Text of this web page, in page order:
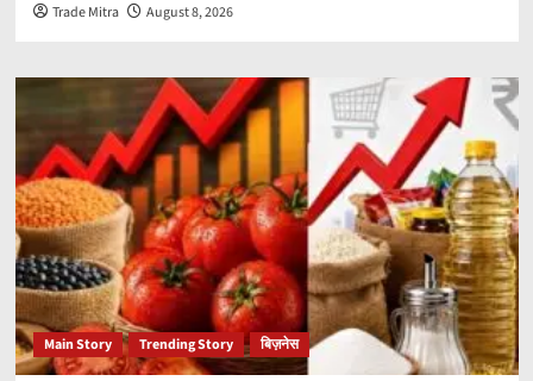
Trade Mitra August 8, 2026
Main Story Trending Story बिज़नेस